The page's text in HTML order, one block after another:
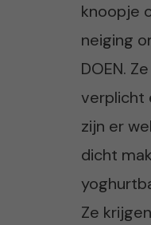
knoopje
neiging
DOEN.
verplicht
zijn er
dicht
Ze